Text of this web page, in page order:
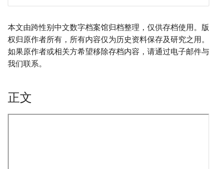
本文由跨性别中文数字档案馆归档整理，仅供存档使用。版
权归原作者所有，所有内容仅为历史资料保存及研究之用。
如果原作者或相关方希望移除存档内容，请通过电子邮件与
我们联系。
正文